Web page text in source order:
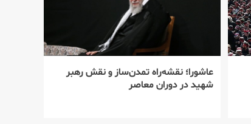
عاشورا؛ نقشه‌راه تمدن‌ساز و نقش رهبر
شهید در دوران معاصر